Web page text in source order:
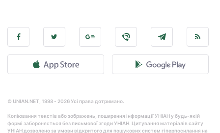
© UNIAN.NET, 1998 - 2026 Усі права дотримано.
Копіювання текстів або зображень, поширення інформації УНІАН у будь-якій
формі забороняється без письмової згоди УНІАН. Цитування матеріалів сайту
УНІАН дозволено за умови відкритого для пошукових систем гіперпосилання на